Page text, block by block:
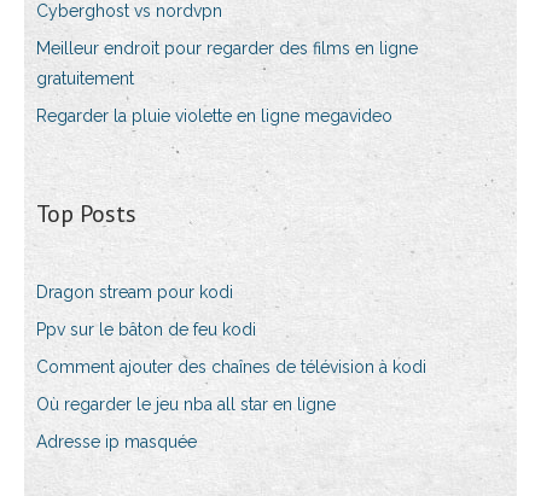
Cyberghost vs nordvpn
Meilleur endroit pour regarder des films en ligne
gratuitement
Regarder la pluie violette en ligne megavideo
Top Posts
Dragon stream pour kodi
Ppv sur le bâton de feu kodi
Comment ajouter des chaînes de télévision à kodi
Où regarder le jeu nba all star en ligne
Adresse ip masquée